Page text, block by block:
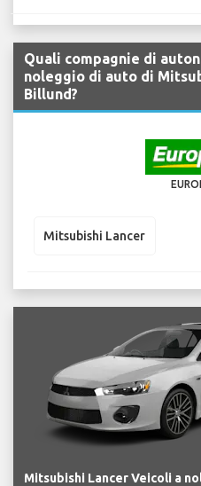
Quali compagnie di
noleggio di auto di
Billund?
Mitsubishi Lancer
Mitsubishi Lancer Veicoli a